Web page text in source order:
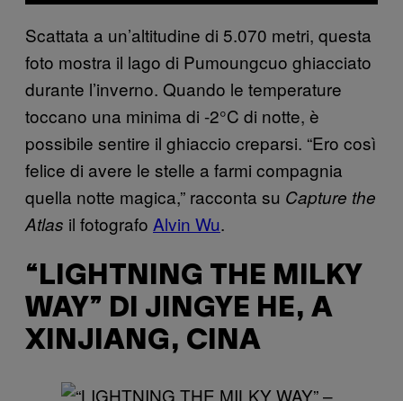
Scattata a un’altitudine di 5.070 metri, questa
foto mostra il lago di Pumoungcuo ghiacciato
durante l’inverno. Quando le temperature
toccano una minima di -2°C di notte, è
possibile sentire il ghiaccio creparsi. “Ero così
felice di avere le stelle a farmi compagnia
quella notte magica,” racconta su Capture the
Atlas il fotografo Alvin Wu.
“LIGHTNING THE MILKY
WAY” DI JINGYE HE, A
XINJIANG, CINA